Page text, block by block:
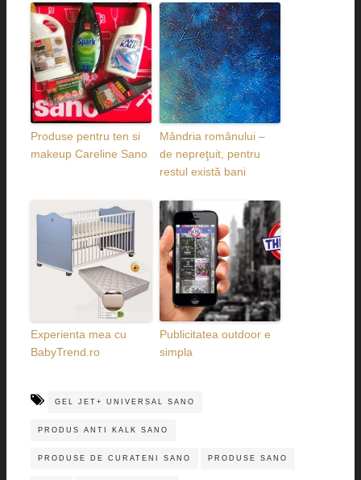
Produse pentru ten si
makeup Careline Sano
Mândria românului –
de nepreţuit, pentru
restul există bani
Experienta mea cu
BabyTrend.ro
Publicitatea outdoor e
simpla
GEL JET+ UNIVERSAL SANO
PRODUS ANTI KALK SANO
PRODUSE DE CURATENI SANO PRODUSE SANO